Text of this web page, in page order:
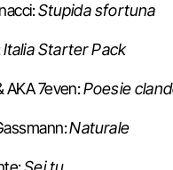
Stupida sfortuna
Italia Starter Pack
AKA 7even:Poesie
Naturale